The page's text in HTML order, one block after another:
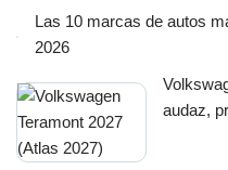
Las 10 marcas de autos
2026
audaz,